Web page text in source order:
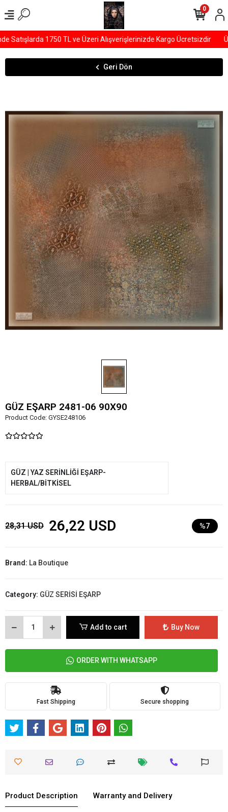
Satışlarda 1750 TL ve Üzeri Alışverişlerinizde Kargo Ücretsizdir
0
Geri Dön
GÜZ EŞARP 2481-06 90X90
Product Code: GYSE248106
GÜZ | YAZ SERİNLİĞİ EŞARP-
HERBAL/BİTKİSEL
28,31 USD 26,22 USD %7
Brand: La Boutique
Category: GÜZ SERİSİ EŞARP
Add to cart Buy Now
ORDER WITH WHATSAPP
Fast Shipping Secure shopping
Product Description Warranty and Delivery